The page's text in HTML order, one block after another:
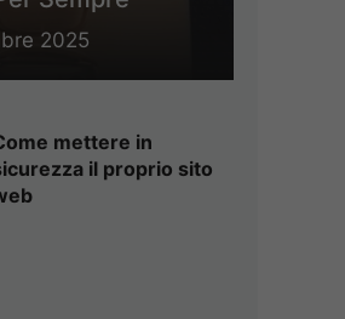
2025
mettere in
il proprio sito